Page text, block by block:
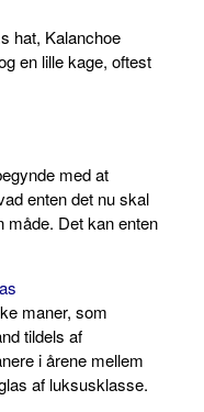
hat, Kalanchoe
en lille kage, oftest
med at
enten det nu skal
måde. Det kan enten
maner, som
tildels af
i årene mellem
af luksusklasse.